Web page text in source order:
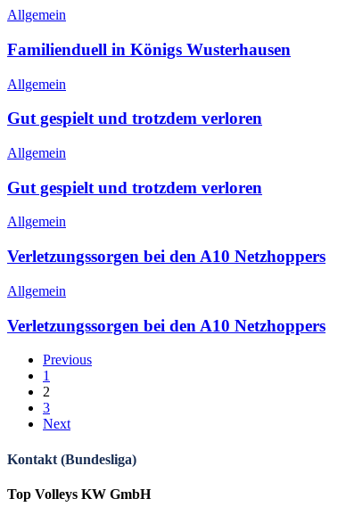
Allgemein
Familienduell in Königs Wusterhausen
Allgemein
Gut gespielt und trotzdem verloren
Allgemein
Gut gespielt und trotzdem verloren
Allgemein
Verletzungssorgen bei den A10 Netzhoppers
Allgemein
Verletzungssorgen bei den A10 Netzhoppers
Previous
1
2
3
Next
Kontakt (Bundesliga)
Top Volleys KW GmbH